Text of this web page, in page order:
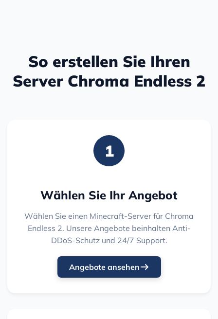
So erstellen Sie Ihren
Server Chroma Endless 2
1
Wählen Sie Ihr Angebot
Wählen Sie einen Minecraft-Server für Chroma
Endless 2. Unsere Angebote beinhalten Anti-
DDoS-Schutz und 24/7 Support.
Angebote ansehen